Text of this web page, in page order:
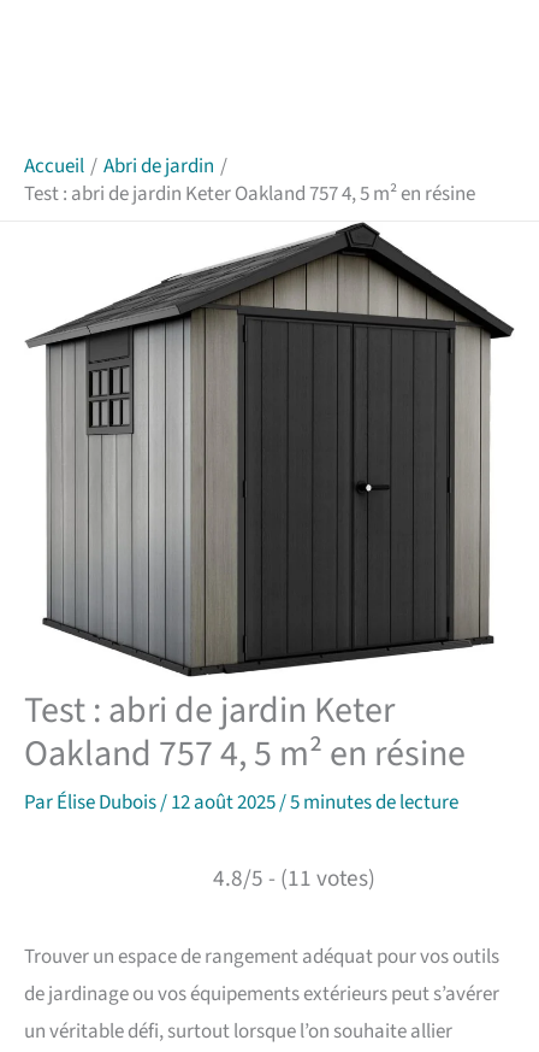
Accueil
Abri de jardin
Test : abri de jardin Keter Oakland 757 4, 5 m² en résine
Test : abri de jardin Keter
Oakland 757 4, 5 m² en résine
ParÉlise Dubois/12 août 2025/5 minutes de lecture
4.8/5 - (11 votes)
Trouver un espace de rangement adéquat pour vos outils
de jardinage ou vos équipements extérieurs peut s’avérer
un véritable défi, surtout lorsque l’on souhaite allier